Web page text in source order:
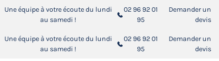
Une équipe à votre écoute du lundi
au samedi !
02 96 92 01
95
Demander un
devis
Une équipe à votre écoute du lundi
au samedi !
02 96 92 01
95
Demander un
devis